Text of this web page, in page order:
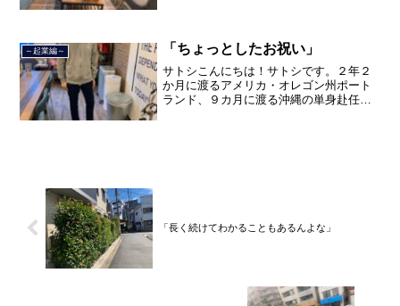
で不動産を主に取り扱う「...
～起業編～ 「ちょっとしたお祝い」
サトシこんにちは！サトシです。２年２
か月に渡るアメリカ・オレゴン州ポート
ランド、９カ月に渡る沖縄の単身赴任の
「長く続けてわかることもあるんよな」